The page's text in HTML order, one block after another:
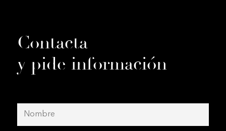
Contacta
y pide información